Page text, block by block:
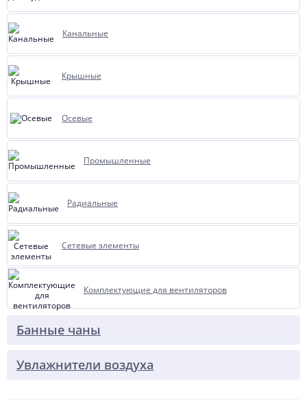
Канальные
Крышные
Осевые
Промышленные
Радиальные
Сетевые элементы
Комплектующие для вентиляторов
Банные чаны
Увлажнители воздуха